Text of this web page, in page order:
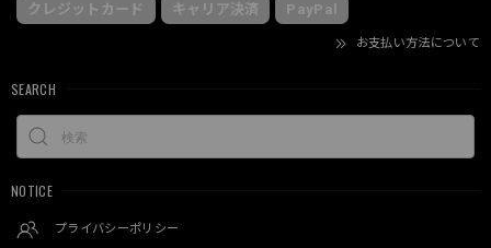
クレジットカード キャリア決済 PayPal
お支払い方法について
SEARCH
NOTICE
プライバシーポリシー